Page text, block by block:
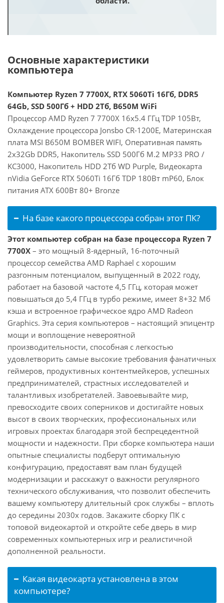
Основные характеристики
компьютера
Компьютер Ryzen 7 7700X, RTX 5060Ti 16Гб, DDR5
64Gb, SSD 500Гб + HDD 2Тб, B650M WiFi
Процессор AMD Ryzen 7 7700X 16x5.4 ГГц TDP 105Вт,
Охлаждение процессора Jonsbo CR-1200E, Материнская
плата MSI B650M BOMBER WIFI, Оперативная память
2x32Gb DDR5, Накопитель SSD 500Гб M.2 MP33 PRO /
KC3000, Накопитель HDD 2Тб WD Purple, Видеокарта
nVidia GeForce RTX 5060Ti 16Гб TDP 180Вт mP60, Блок
питания ATX 600Вт 80+ Bronze
На базе какого процессора собран этот ПК?
Этот компьютер собран на базе процессора Ryzen 7
7700X – это мощный 8-ядерный, 16-поточный
процессор семейства AMD Raphael с хорошим
разгонным потенциалом, выпущенный в 2022 году,
работает на базовой частоте 4,5 ГГц, которая может
повышаться до 5,4 ГГц в турбо режиме, имеет 8+32 Мб
кэша и встроенное графическое ядро AMD Radeon
Graphics. Эта серия компьютеров – настоящий эпицентр
мощи и воплощение невероятной
производительности, способная с легкостью
удовлетворить самые высокие требования фанатичных
геймеров, продуктивных контентмейкеров, успешных
предпринимателей, страстных исследователей и
талантливых изобретателей. Завоевывайте мир,
превосходите своих соперников и достигайте новых
высот в своих творческих, профессиональных или
игровых проектах благодаря этой беспрецедентной
мощности и надежности. При сборке компьютера наши
опытные специалисты подберут оптимальную
конфигурацию, предоставят вам план будущей
модернизации и расскажут о важности регулярного
технического обслуживания, что позволит обеспечить
вашему компьютеру длительный срок службы – вплоть
до середины 2030х годов. Закажите сборку ПК с
топовой видеокартой и откройте себе дверь в мир
современных компьютерных игр и реалистичной
дополненной реальности.
Какая видеокарта установлена в этом
компьютере?